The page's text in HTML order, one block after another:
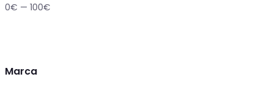
0€ — 100€
Marca